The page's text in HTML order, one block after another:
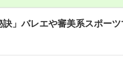
訣」バレエや審美系スポー